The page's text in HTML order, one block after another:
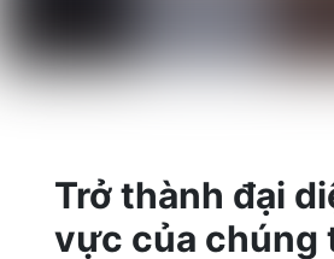
Trở thành đại
vực của chúng